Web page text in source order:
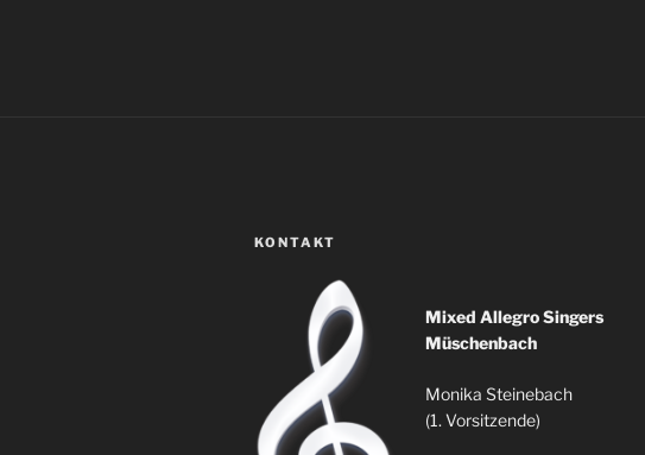
KONTAKT
Mixed Allegro Singers
Müschenbach
Monika Steinebach
(1. Vorsitzende)